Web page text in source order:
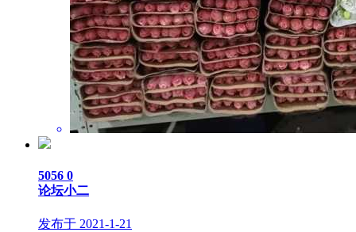
5056 0
论坛小二
发布于 2021-1-21